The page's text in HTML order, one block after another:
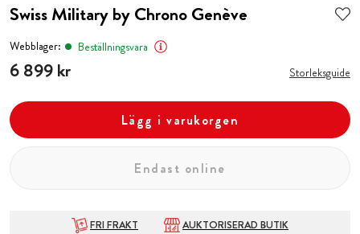
Swiss Military by Chrono Genève
Webblager: Beställningsvara
Pris:6 899 kr
6 899 kr Storleksguide
Lägg i varukorgen
Endast online
FRI FRAKT
AUKTORISERAD BUTIK